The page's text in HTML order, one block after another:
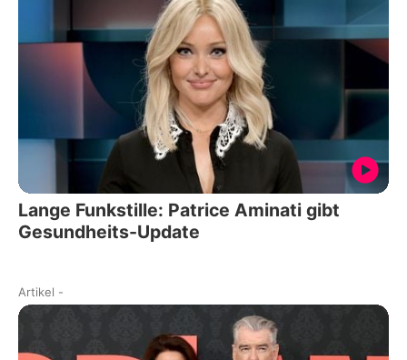
Lange Funkstille: Patrice Aminati gibt
Gesundheits-Update
Artikel -